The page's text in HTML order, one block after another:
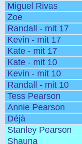
Miguel Rivas
Zoe
Randall - mit 17
Kevin - mit 17
Kate - mit 17
Kate - mit 10
Kevin - mit 10
Randall - mit 10
Tess Pearson
Annie Pearson
Déjà
Stanley Pearson
Shauna